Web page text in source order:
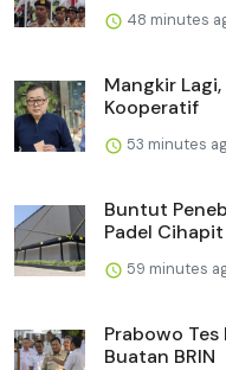
48 minutes
Mangkir
Kooperatif
53 minutes
Buntut
Padel
59 minutes
Prabowo
Buatan BRIN